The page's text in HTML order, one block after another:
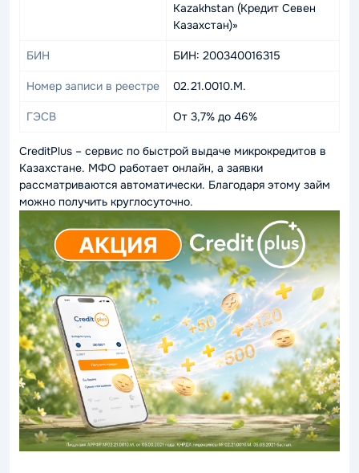
Kazakhstan (Кредит Севен
Казахстан)»
БИН БИН: 200340016315
Номер записи в реестре 02.21.0010.M.
ГЭСВ От 3,7% до 46%
CreditPlus – сервис по быстрой выдаче микрокредитов в
Казахстане. МФО работает онлайн, а заявки
рассматриваются автоматически. Благодаря этому займ
можно получить круглосуточно.